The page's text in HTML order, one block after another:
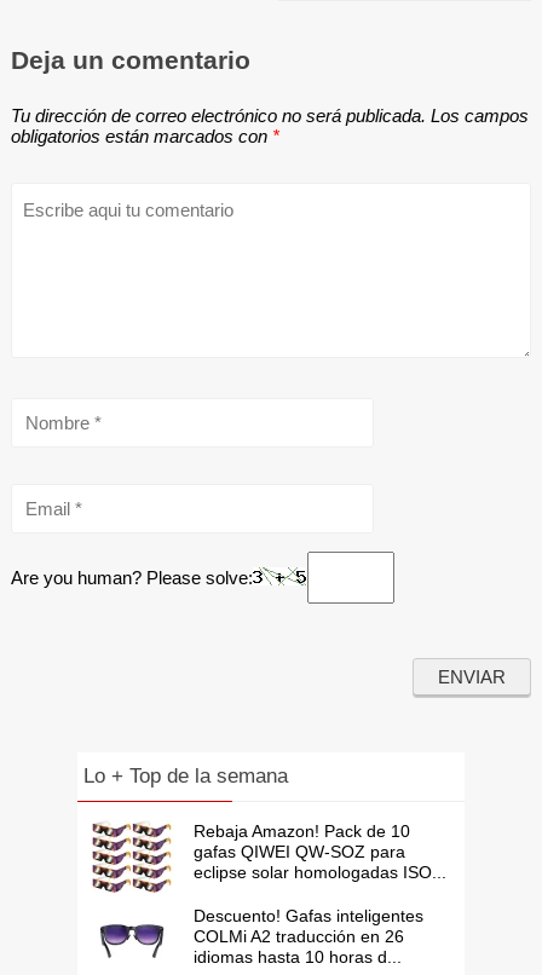
Deja un comentario
Tu dirección de correo electrónico no será publicada. Los campos
obligatorios están marcados con *
Are you human? Please solve:
Lo + Top de la semana
Rebaja Amazon! Pack de 10
gafas QIWEI QW-SOZ para
eclipse solar homologadas ISO...
Descuento! Gafas inteligentes
COLMi A2 traducción en 26
idiomas hasta 10 horas d...